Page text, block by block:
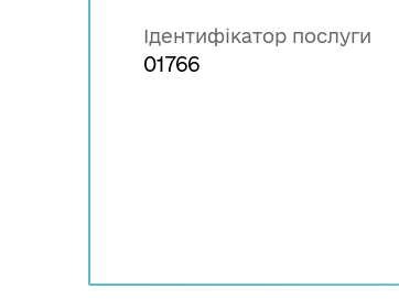
Ідентифікатор послуги
01766